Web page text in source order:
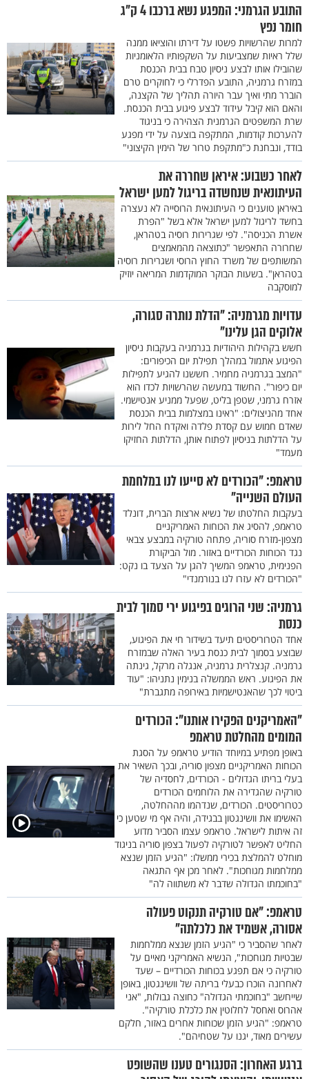
התובע הגרמני: המפגע נשא ברכבו 4 ק"ג
חומר נפץ
למרות שהרשויות פשטו על דירתו והוציאו ממנה
שלל ראיות שמצביעות על השקפותיו הלאומניות
שהובילו אותו לבצע ניסיון טבח בבית הכנסת
במזרח גרמניה, התובע הפדרלי כי לחוקרים טרם
הוברר מתי ואיך עבר היורה תהליך של הקצנה,
והאם הוא קיבל עידוד לבצע פיגוע בבית הכנסת.
שרת המשפטים הגרמנית הצהירה כי בניגוד
להערכות קודמות, המתקפה בוצעה על ידי מפגע
בודד, ונבחנת כ"מתקפת טרור של הימין הקיצוני"
לאחר כשבוע: איראן שחררה את
העיתונאית שנחשדה בריגול למען ישראל
באיראן טוענים כי העיתונאית הרוסייה לא נעצרה
בחשד לריגול למען ישראל אלא בשל "הפרת
אשרת הכניסה". לפי שגרירות רוסיה בטהראן,
שחרורה התאפשר "כתוצאה מהמאמצים
המשותפים של משרד החוץ הרוסי ושגרירות רוסיה
בטהראן". בשעות הבוקר המוקדמות המריאה יוזיק
למוסקבה
עדויות מגרמניה: "הדלת נותרה סגורה,
אלוקים הגן עלינו"
חשש בקהילות היהודיות בגרמניה בעקבות ניסיון
הפיגוע אתמול במהלך תפילת יום הכיפורים:
"המצב בגרמניה מחמיר. חששנו להגיע לתפילות
יום כיפור". החשוד במעשה שהרשויות לכדו הוא
אזרח גרמני, שטפן בליט, שפעל ממניע אנטישמי.
אחד מהניצולים: "ראינו במצלמות בבית הכנסת
שאדם חמוש עם קסדת פלדה ואקדח החל לירות
על הדלתות בניסיון לפתוח אותן, הדלתות החזיקו
מעמד"
טראמפ: "הכורדים לא סייעו לנו במלחמת
העולם השנייה"
בעקבות החלטתו של נשיא ארצות הברית, דונלד
טראמפ, להסיג את הכוחות האמריקניים
מצפון-מזרח סוריה, פתחה טורקיה במבצע צבאי
נגד הכוחות הכורדיים באזור. מול הביקורת
הפנימית, טראמפ המשיך להגן על הצעד בו נקט:
"הכורדים לא עזרו לנו בנורמנדי"
גרמניה: שני הרוגים בפיגוע ירי סמוך לבית
כנסת
אחד הטרוריסטים תיעד בשידור חי את הפיגוע,
שבוצע בסמוך לבית כנסת בעיר האלה שבמזרח
גרמניה. קנצלרית גרמניה, אנגלה מרקל, גינתה
את הפיגוע. ראש הממשלה בנימין נתניהו: "עוד
ביטוי לכך שהאנטישמיות באירופה מתגברת"
"האמריקנים הפקירו אותנו": הכורדים
המומים מהחלטת טראמפ
באופן מפתיע במיוחד הודיע טראמפ על הסגת
הכוחות האמריקניים מצפון סוריה, ובכך השאיר את
בעלי בריתו הגדולים - הכורדים, לחסדיה של
טורקיה שהגדירה את הלוחמים הכורדים
כטרוריסטים. הכורדים, שנדהמו מההחלטה,
האשימו את וושינגטון בבגידה, והיה אף מי שטען כי
זה איתות לישראל. טראמפ עצמו הסביר מדוע
החליט לאפשר לטורקיה לפעול בצפון סוריה בניגוד
מוחלט להמלצת בכירי ממשלו: "הגיע הזמן שנצא
ממלחמות מגוחכות". לאחר מכן אף התגאה
"בחוכמתו הגדולה שדבר לא משתווה לה"
טראמפ: "אם טורקיה תנקוט פעולה
אסורה, אשמיד את כלכלתה"
לאחר שהסביר כי "הגיע הזמן שנצא ממלחמות
שבטיות מגוחכות", הנשיא האמריקני מאיים על
טורקיה כי אם תפגע בכוחות הכורדיים – שעד
לאחרונה הוכרו כבעלי בריתה של וושינגטון, באופן
שייחשב "בחוכמתי הגדולה" כחוצה גבולות, "אני
אהרוס ואחסל לחלוטין את כלכלת טורקיה".
טראמפ: "הגיע הזמן שכוחות אחרים באזור, חלקם
עשירים מאוד, יגנו על שטחיהם".
ברגע האחרון: הסנגורים טענו שהשופט